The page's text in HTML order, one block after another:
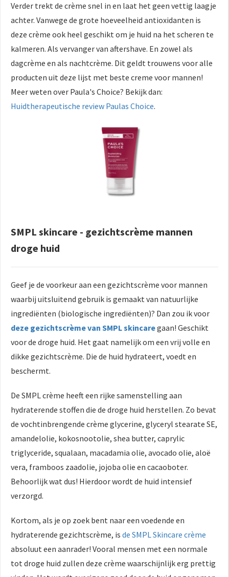
Verder trekt de crème snel in en laat het geen vettig laagje
achter. Vanwege de grote hoeveelheid antioxidanten is
deze crème ook heel geschikt om je huid na het scheren te
kalmeren. Als vervanger van aftershave. En zowel als
dagcrème en als nachtcrème. Dit geldt trouwens voor alle
producten uit deze lijst met beste creme voor mannen!
Meer weten over Paula's Choice? Bekijk dan:
Huidtherapeutische review Paulas Choice.
SMPL skincare - gezichtscrème mannen
droge huid
Geef je de voorkeur aan een gezichtscrème voor mannen
waarbij uitsluitend gebruik is gemaakt van natuurlijke
ingrediënten (biologische ingrediënten)? Dan zou ik voor
deze gezichtscrème van SMPL skincaregaan! Geschikt
voor de droge huid. Het gaat namelijk om een vrij volle en
dikke gezichtscrème. Die de huid hydrateert, voedt en
beschermt.
De SMPL crème heeft een rijke samenstelling aan
hydraterende stoffen die de droge huid herstellen. Zo bevat
de vochtinbrengende crème glycerine, glyceryl stearate SE,
amandelolie, kokosnootolie, shea butter, caprylic
triglyceride, squalaan, macadamia olie, avocado olie, aloë
vera, framboos zaadolie, jojoba olie en cacaoboter.
Behoorlijk wat dus! Hierdoor wordt de huid intensief
verzorgd.
Kortom, als je op zoek bent naar een voedende en
hydraterende gezichtscrème, is de SMPL Skincare crème
absoluut een aanrader! Vooral mensen met een normale
tot droge huid zullen deze crème waarschijnlijk erg prettig